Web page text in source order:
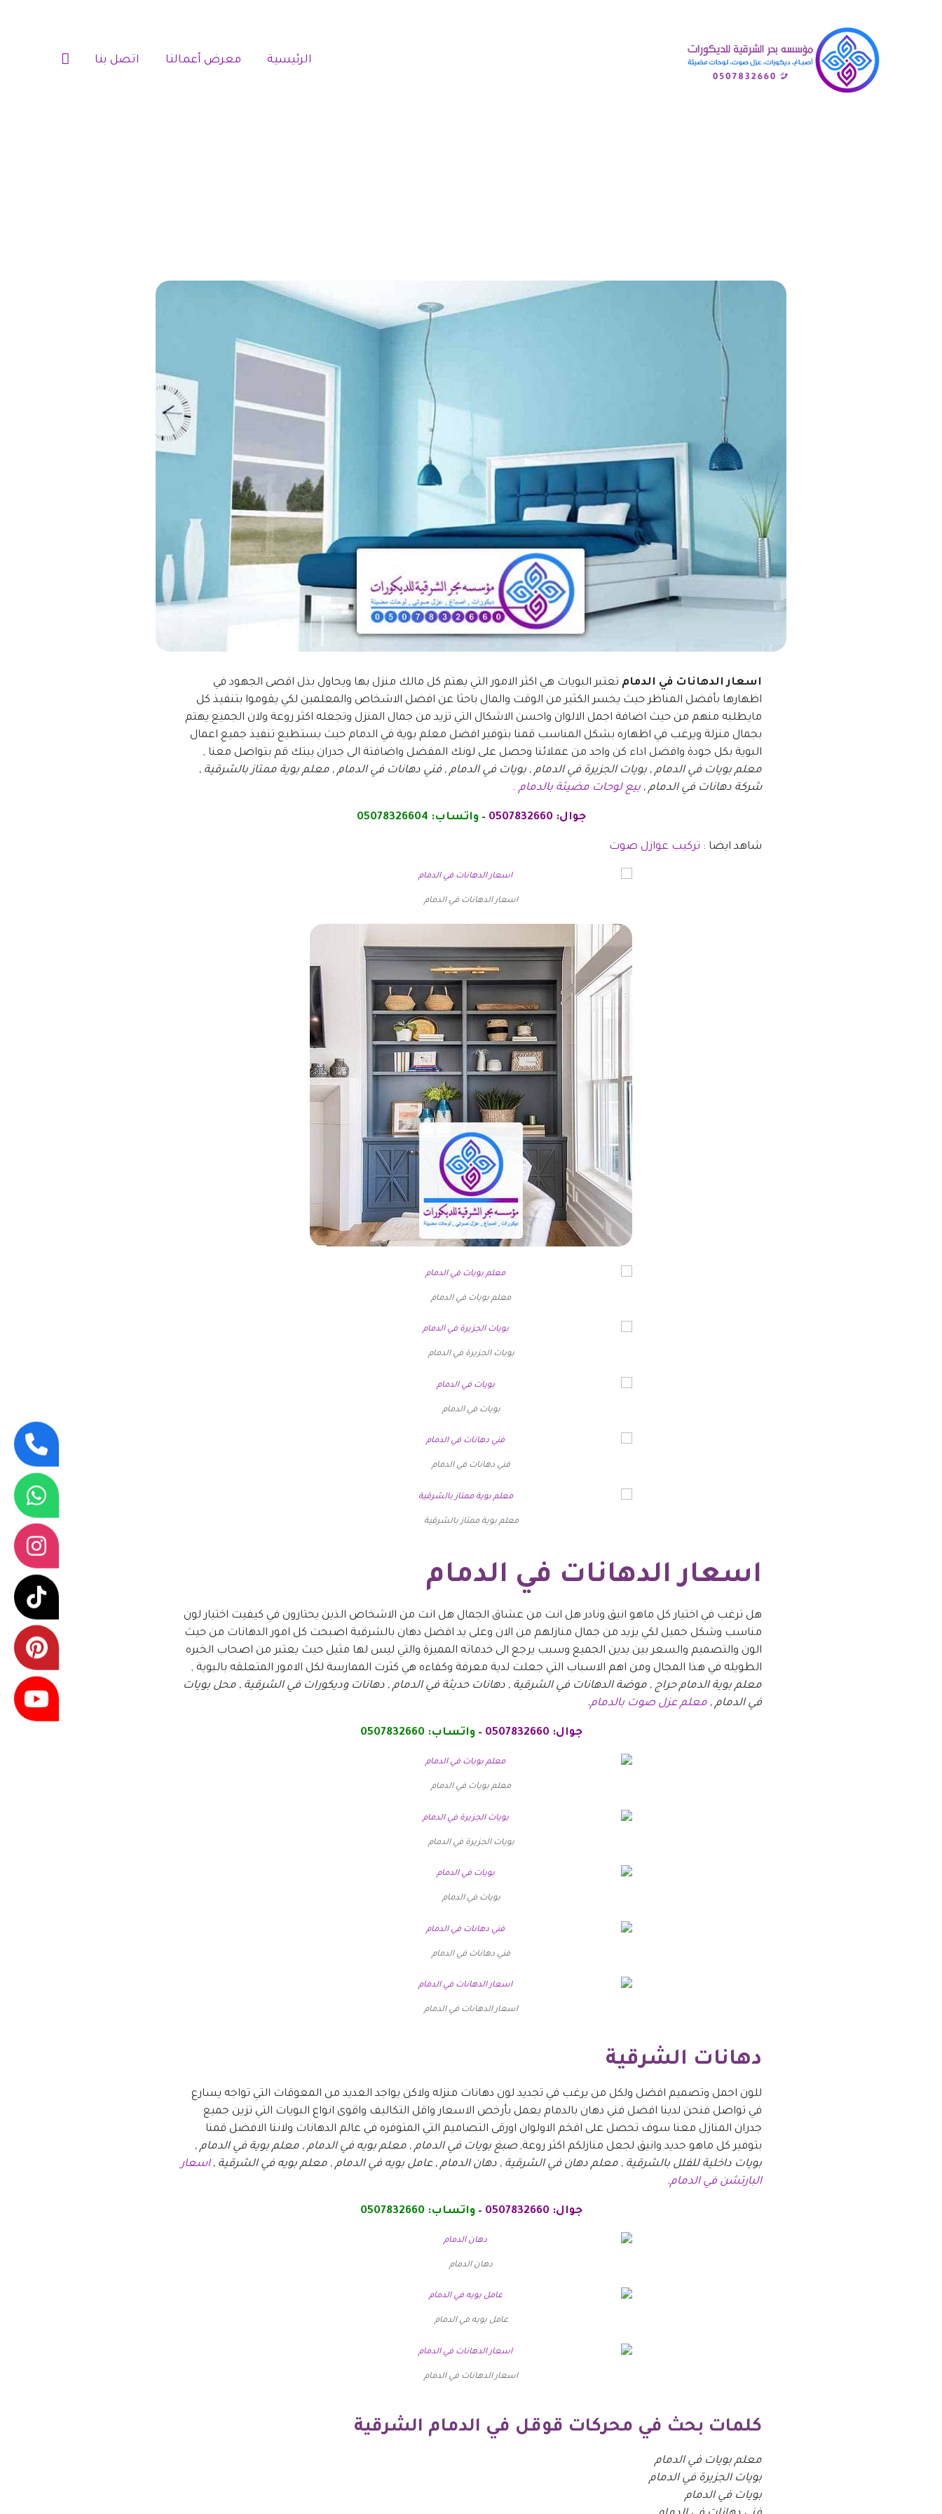
الرئيسية‎ معرض أعمالنا‎‎ اتصل بنا‎‎
اسعار الدهانات في الدمام تعتبر البويات هي اكثر الامور التي يهتم كل مالك منزل بها ويحاول بذل اقصى الجهود في
اظهارها بأفضل المناظر حيث يخسر الكثير من الوقت والمال باحثا عن افضل الاشخاص والمعلمين لكي يقوموا بتنفيذ كل
مايطلبه منهم من حيث اضافة اجمل الالوان واحسن الاشكال التي تزيد من جمال المنزل وتجعله اكثر روعة ولان الجميع يهتم
بجمال منزلة ويرغب في اظهاره بشكل المناسب قمنا بتوفير افضل معلم بوية في الدمام حيث يستطيع تنفيذ جميع اعمال
البوية بكل جودة وافضل اداء كن واحد من عملائنا وحصل على لونك المفضل واضافتة الى جدران بيتك قم بتواصل معنا ,
معلم بويات في الدمام , بويات الجزيرة في الدمام , بويات في الدمام , فني دهانات في الدمام , معلم بوية ممتاز بالشرقية ,
شركة دهانات في الدمام , بيع لوحات مضيئة بالدمام .
جوال:0507832660
– واتساب: 05078326604
شاهد ايضا : تركيب عوازل صوت
اسعار الدهانات في الدمام
معلم بويات في الدمام
بويات الجزيرة في الدمام
بويات في الدمام
فني دهانات في الدمام
معلم بوية ممتاز بالشرقية
اسعار الدهانات في الدمام
هل ترغب في اختيار كل ماهو انيق ونادر هل انت من عشاق الجمال هل انت من الاشخاص الذين يحتارون في كيفيت اختيار لون
مناسب وشكل جميل لكي يزيد من جمال منازلهم من الان وعلى يد افضل دهان بالشرقية اصبحت كل امور الدهانات من حيث
الون والتصميم والسعر بين يدين الجميع وسبب يرجع الى خدماته المميزة والتي ليس لها مثيل حيث يعتبر من اصحاب الخبره
الطويله في هذا المجال ومن اهم الاسباب التي جعلت لدية معرفة وكفاءه هي كثرت الممارسة لكل الامور المتعلقه بالبوية ,
معلم بوية الدمام حراج , موضة الدهانات في الشرقية , دهانات حديثة في الدمام , دهانات وديكورات في الشرقية , محل بويات
في الدمام , معلم عزل صوت بالدمام.
جوال: 0507832660 – واتساب: 0507832660
معلم بويات في الدمام
بويات الجزيرة في الدمام
بويات في الدمام
فني دهانات في الدمام
اسعار الدهانات في الدمام
دهانات الشرقية
للون اجمل وتصميم افضل ولكل من يرغب في تجديد لون دهانات منزله ولاكن يواجد العديد من المعوقات التي تواجه يسارع
في تواصل فنحن لدينا افضل فني دهان بالدمام يعمل بأرخص الاسعار واقل التكاليف واقوى انواع البويات التي تزين جميع
جدران المنازل معنا سوف تحصل على افخم الاولوان اورقى التصاميم التي المتوفره في عالم الدهانات ولاننا الافضل قمنا
بتوفير كل ماهو جديد وانيق لجعل منازلكم اكثر روعة, صبغ بويات في الدمام , معلم بويه في الدمام , معلم بوية في الدمام ,
بويات داخلية للفلل بالشرقية , معلم دهان في الشرقية , دهان الدمام , عامل بويه في الدمام , معلم بويه في الشرقية ,اسعار
البارتشن في الدمام.
جوال: 0507832660 – واتساب: 0507832660
دهان الدمام
عامل بويه في الدمام
اسعار الدهانات في الدمام
كلمات بحث في محركات قوقل في الدمام الشرقية
معلم بويات في الدمام
بويات الجزيرة في الدمام
بويات في الدمام